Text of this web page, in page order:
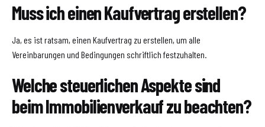
Muss ich einen Kaufvertrag erstellen?
Ja, es ist ratsam, einen Kaufvertrag zu erstellen, um alle
Vereinbarungen und Bedingungen schriftlich festzuhalten.
Welche steuerlichen Aspekte sind
beim Immobilienverkauf zu beachten?